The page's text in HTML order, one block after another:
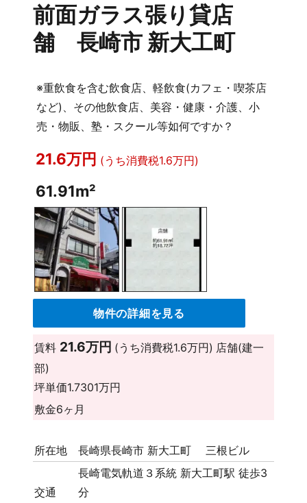
前面ガラス張り貸店
舗 長崎市 新大工町
※重飲食を含む飲食店、軽飲食(カフェ・喫茶店
など)、その他飲食店、美容・健康・介護、小
売・物販、塾・スクール等如何ですか？
21.6万円 (うち消費税1.6万円)
61.91m²
物件の詳細を見る
賃料 21.6万円 (うち消費税1.6万円) 店舗(建一
部)
坪単価1.7301万円
敷金6ヶ月
所在地 長崎県長崎市 新大工町 三根ビル
交通
長崎電気軌道３系統 新大工町駅 徒歩3
分